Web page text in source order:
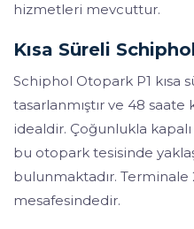
hizmetleri mevcuttur.
Kısa Süreli
Schiphol Otopark P1 kısa
tasarlanmıştır ve 48
idealdir. Çoğunlukla
bu otopark tesisinde
bulunmaktadır. Terminale
mesafesindedir.